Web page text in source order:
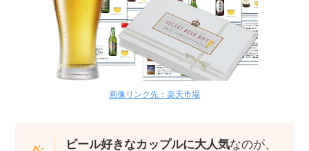
画像リンク先：楽天市場
ビール好きなカップルに大人気なのが、